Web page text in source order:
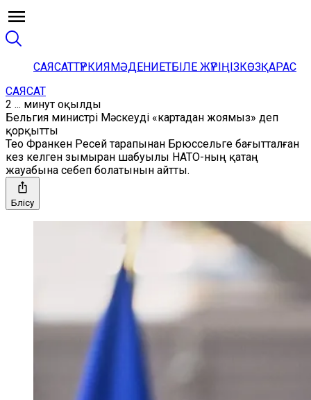
САЯСАТТҮРКИЯМӘДЕНИЕТБІЛЕ ЖҮРІҢІЗКӨЗҚАРАС
САЯСАТ
2 ... минут оқылды
Бельгия министрі Мәскеуді «картадан жоямыз» деп
қорқытты
Тео Франкен Ресей тарапынан Брюссельге бағытталған
кез келген зымыран шабуылы НАТО-ның қатаң
жауабына себеп болатынын айтты.
Бөлісу